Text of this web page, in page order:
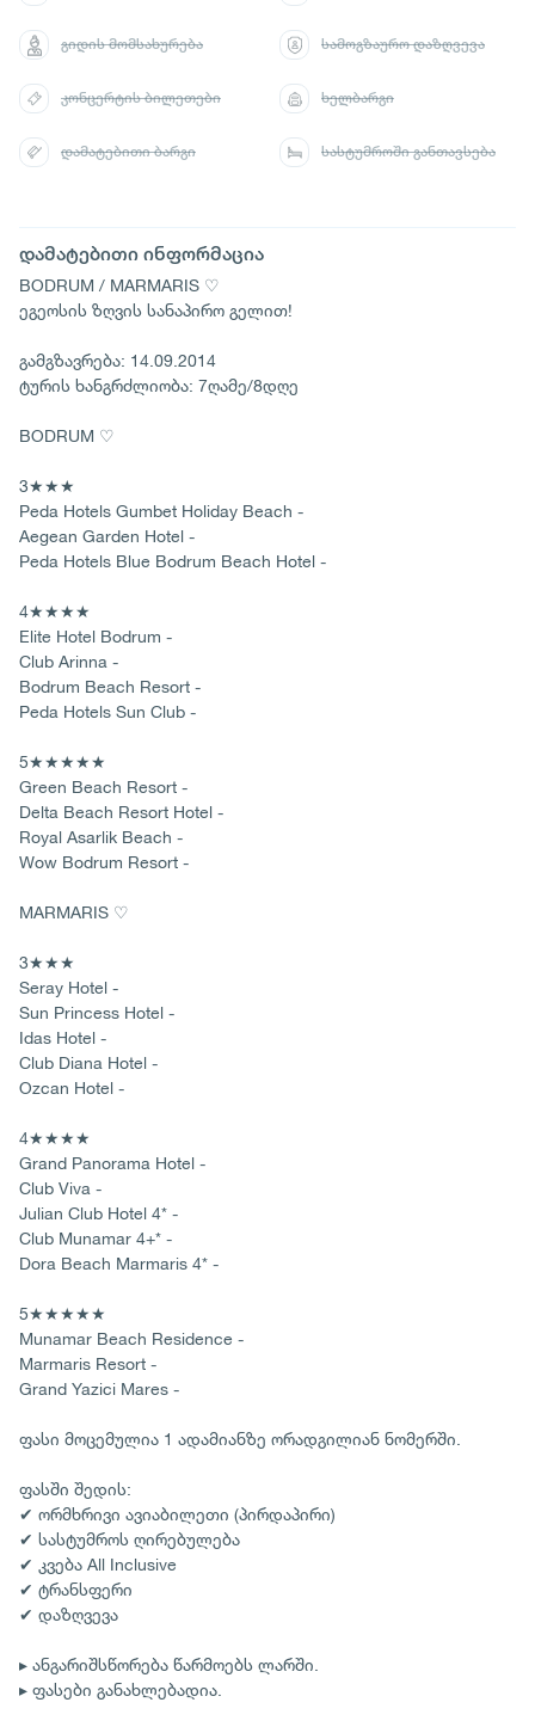
დამატებითი ინფორმაცია
BODRUM / MARMARIS ♡
ეგეოსის ზღვის სანაპირო გელით!
გამგზავრება: 14.09.2014
ტურის ხანგრძლიობა: 7ღამე/8დღე
BODRUM ♡
3★★★
Peda Hotels Gumbet Holiday Beach -
Aegean Garden Hotel -
Peda Hotels Blue Bodrum Beach Hotel -
4★★★★
Elite Hotel Bodrum -
Club Arinna -
Bodrum Beach Resort -
Peda Hotels Sun Club -
5★★★★★
Green Beach Resort -
Delta Beach Resort Hotel -
Royal Asarlik Beach -
Wow Bodrum Resort -
MARMARIS ♡
3★★★
Seray Hotel -
Sun Princess Hotel -
Idas Hotel -
Club Diana Hotel -
Ozcan Hotel -
4★★★★
Grand Panorama Hotel -
Club Viva -
Julian Club Hotel 4* -
Club Munamar 4+* -
Dora Beach Marmaris 4* -
5★★★★★
Munamar Beach Residence -
Marmaris Resort -
Grand Yazici Mares -
ფასი მოცემულია 1 ადამიანზე ორადგილიან ნომერში.
ფასში შედის:
✔ ორმხრივი ავიაბილეთი (პირდაპირი)
✔ სასტუმროს ღირებულება
✔ კვება All Inclusive
✔ ტრანსფერი
✔ დაზღვევა
▸ ანგარიშსწორება წარმოებს ლარში.
▸ ფასები განახლებადია.
გიდის მომსახურება სამოგზაურო დაზღვევა
კონცერტის ბილეთები ხელბარგი
დამატებითი ბარგი სასტუმროში განთავსება